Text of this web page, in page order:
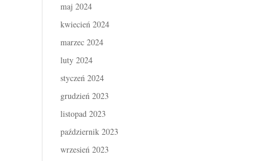
maj 2024
kwiecień 2024
marzec 2024
luty 2024
styczeń 2024
grudzień 2023
listopad 2023
październik 2023
wrzesień 2023